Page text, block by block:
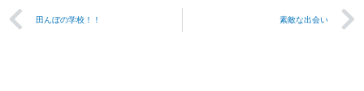
Prev
田んぼの学校！！ 素敵な出会い